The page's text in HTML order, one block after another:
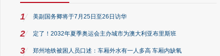
1 美副国务卿将于7月25日至26日访华
2 定了！2032年夏季奥运会主办城市为澳大利亚布里斯班
3 郑州地铁被困人员口述：车厢外水有一人多高 车厢内缺氧